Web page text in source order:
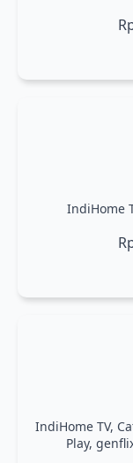
IndiHome
IndiHome TV,
Play,